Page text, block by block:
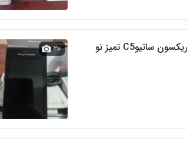
گوشی موبایل سونی اریکسون ساتیوC5 تمیز نو
۲۰